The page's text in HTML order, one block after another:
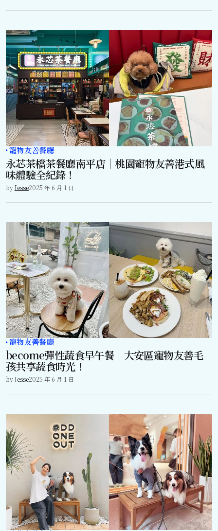
寵物友善餐廳
永芯茶檔茶餐廳南平店｜桃園寵物友善港式風
味體驗全紀錄！
byJesse2025 年 6 月 1 日
寵物友善餐廳
become彈性蔬食早午餐｜大安區寵物友善毛
孩共享蔬食時光！
byJesse2025 年 6 月 1 日